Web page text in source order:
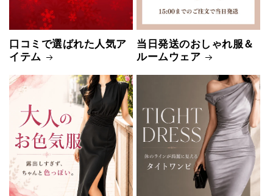
口コミで選ばれた人気ア
イテム
当日発送のおしゃれ服＆
ルームウェア